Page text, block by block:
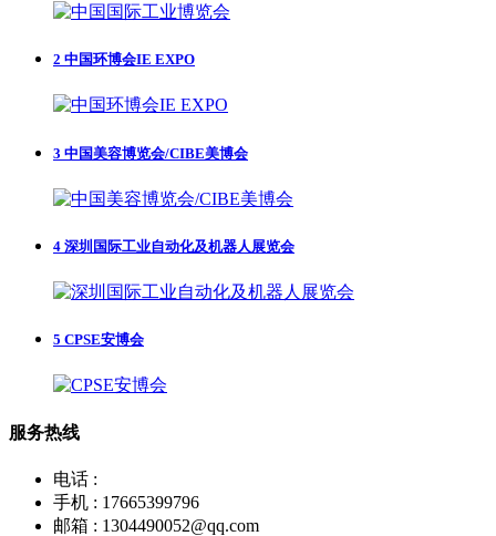
2 中国环博会IE EXPO
3 中国美容博览会/CIBE美博会
4 深圳国际工业自动化及机器人展览会
5 CPSE安博会
服务热线
电话 :
手机 : 17665399796
邮箱 : 1304490052@qq.com